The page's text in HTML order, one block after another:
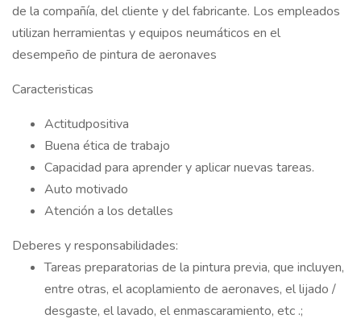
de la compañía, del cliente y del fabricante. Los empleados
utilizan herramientas y equipos neumáticos en el
desempeño de pintura de aeronaves
Caracteristicas
Actitudpositiva
Buena ética de trabajo
Capacidad para aprender y aplicar nuevas tareas.
Auto motivado
Atención a los detalles
Deberes y responsabilidades:
Tareas preparatorias de la pintura previa, que incluyen,
entre otras, el acoplamiento de aeronaves, el lijado /
desgaste, el lavado, el enmascaramiento, etc .;